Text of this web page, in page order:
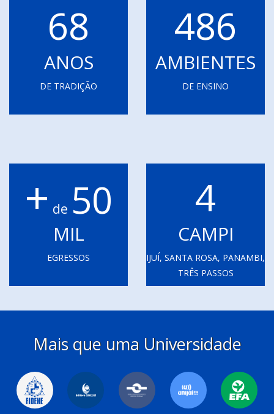
68
ANOS
DE TRADIÇÃO
486
AMBIENTES
DE ENSINO
+ de 50
MIL
EGRESSOS
4
CAMPI
IJUÍ, SANTA ROSA, PANAMBI,
TRÊS PASSOS
Mais que uma Universidade